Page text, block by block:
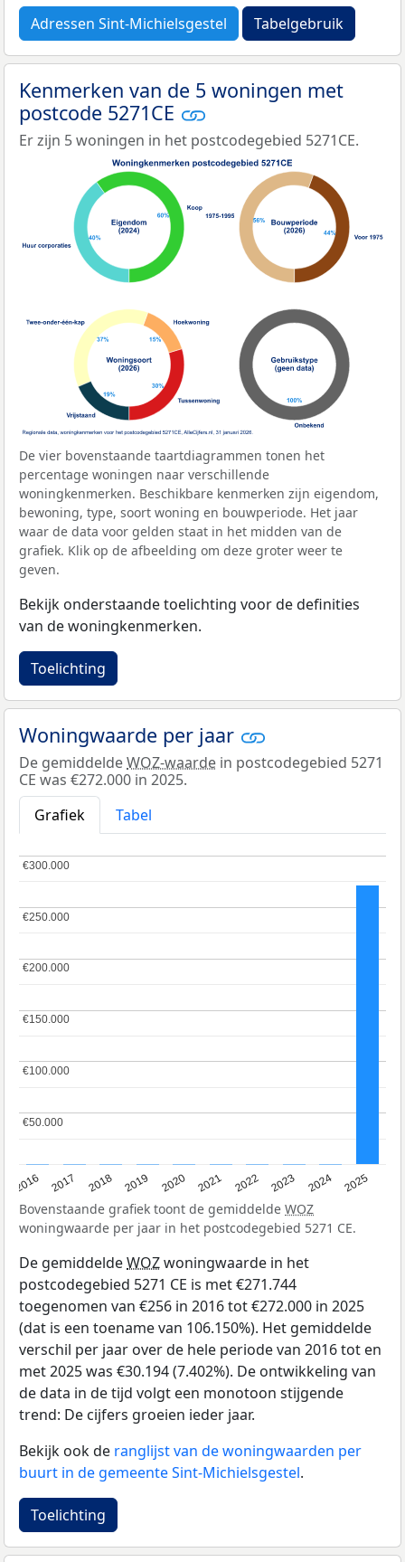
Adressen Sint-Michielsgestel Tabelgebruik
Kenmerken van de 5 woningen met
postcode 5271CE
Er zijn 5 woningen in het postcodegebied 5271CE.
De vier bovenstaande taartdiagrammen tonen het
percentage woningen naar verschillende
woningkenmerken. Beschikbare kenmerken zijn eigendom,
bewoning, type, soort woning en bouwperiode. Het jaar
waar de data voor gelden staat in het midden van de
grafiek. Klik op de afbeelding om deze groter weer te
geven.
Bekijk onderstaande toelichting voor de definities
van de woningkenmerken.
Toelichting
Woningwaarde per jaar
De gemiddeldeWOZ-waarde in postcodegebied 5271
CE was €272.000 in 2025.
Grafiek
Tabel
2016 2017 2018 2019 2020 2021 2022 2023 2024 2025
€50.000
€50.000
€100.000
€100.000
€150.000
€150.000
€200.000
€200.000
€250.000
€250.000
€300.000
€300.000
Bovenstaande grafiek toont de gemiddelde WOZ
woningwaarde per jaar in het postcodegebied 5271 CE.
De gemiddeldeWOZwoningwaarde in het
postcodegebied 5271 CE is met €271.744
toegenomen van €256 in 2016 tot €272.000 in 2025
(dat is een toename van 106.150%). Het gemiddelde
verschil per jaar over de hele periode van 2016 tot en
met 2025 was €30.194 (7.402%). De ontwikkeling van
de data in de tijd volgt een monotoon stijgende
trend: De cijfers groeien ieder jaar.
Bekijk ook de ranglijst van de woningwaarden per
buurt in de gemeente Sint-Michielsgestel.
Toelichting